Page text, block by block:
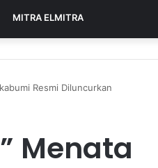
MITRA ELMITRA
Resmi Diluncurkan
Menata